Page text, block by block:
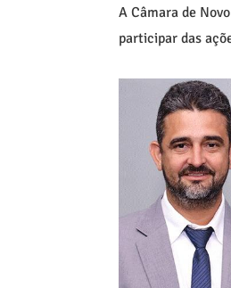
A Câmara de
participar das